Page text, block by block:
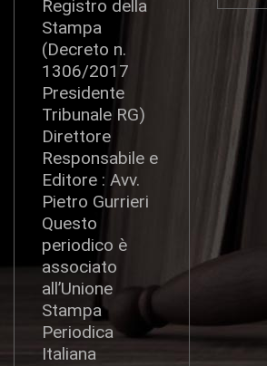
Registro della
Stampa
(Decreto n.
1306/2017
Presidente
Tribunale RG)
Direttore
Responsabile e
Editore : Avv.
Pietro Gurrieri
Questo
periodico è
associato
all’Unione
Stampa
Periodica
Italiana